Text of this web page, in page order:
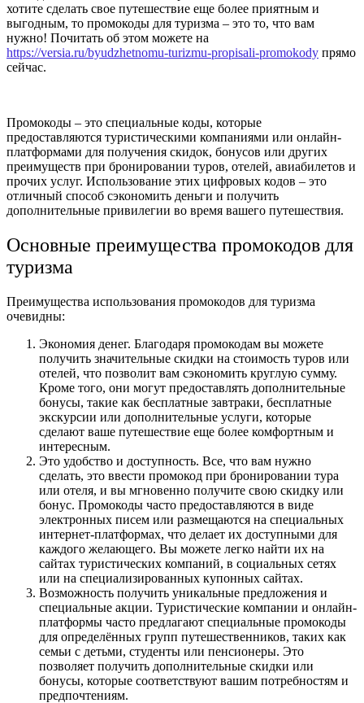
хотите сделать свое путешествие еще более приятным и
выгодным, то промокоды для туризма – это то, что вам
нужно! Почитать об этом можете на
https://versia.ru/byudzhetnomu-turizmu-propisali-promokody прямо
сейчас.
Промокоды – это специальные коды, которые
предоставляются туристическими компаниями или онлайн-
платформами для получения скидок, бонусов или других
преимуществ при бронировании туров, отелей, авиабилетов и
прочих услуг. Использование этих цифровых кодов – это
отличный способ сэкономить деньги и получить
дополнительные привилегии во время вашего путешествия.
Основные преимущества промокодов для
туризма
Преимущества использования промокодов для туризма
очевидны:
Экономия денег. Благодаря промокодам вы можете
получить значительные скидки на стоимость туров или
отелей, что позволит вам сэкономить круглую сумму.
Кроме того, они могут предоставлять дополнительные
бонусы, такие как бесплатные завтраки, бесплатные
экскурсии или дополнительные услуги, которые
сделают ваше путешествие еще более комфортным и
интересным.
Это удобство и доступность. Все, что вам нужно
сделать, это ввести промокод при бронировании тура
или отеля, и вы мгновенно получите свою скидку или
бонус. Промокоды часто предоставляются в виде
электронных писем или размещаются на специальных
интернет-платформах, что делает их доступными для
каждого желающего. Вы можете легко найти их на
сайтах туристических компаний, в социальных сетях
или на специализированных купонных сайтах.
Возможность получить уникальные предложения и
специальные акции. Туристические компании и онлайн-
платформы часто предлагают специальные промокоды
для определённых групп путешественников, таких как
семьи с детьми, студенты или пенсионеры. Это
позволяет получить дополнительные скидки или
бонусы, которые соответствуют вашим потребностям и
предпочтениям.